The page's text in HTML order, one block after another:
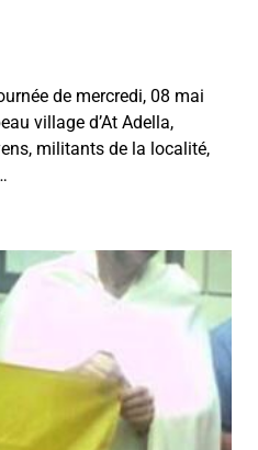
de mercredi, 08 mai
village d’At Adella,
militants de la localité,